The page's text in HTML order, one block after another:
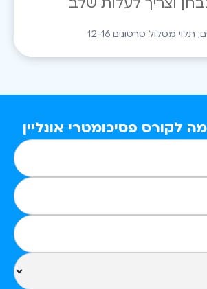
תלוי מסלול סרטונים
לקורס פסיכומטרי אונליין